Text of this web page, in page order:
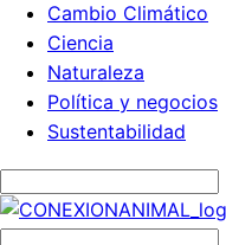
Cambio Climático
Ciencia
Naturaleza
Política y negocios
Sustentabilidad